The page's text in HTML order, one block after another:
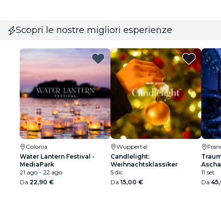
Scopri le nostre migliori esperienze
Colonia
Water Lantern Festival -
MediaPark
21 ago - 22 ago
Da 22,90 €
Wuppertal
Candlelight:
Weihnachtsklassiker
5 dic
Da 15,00 €
11 set
Da